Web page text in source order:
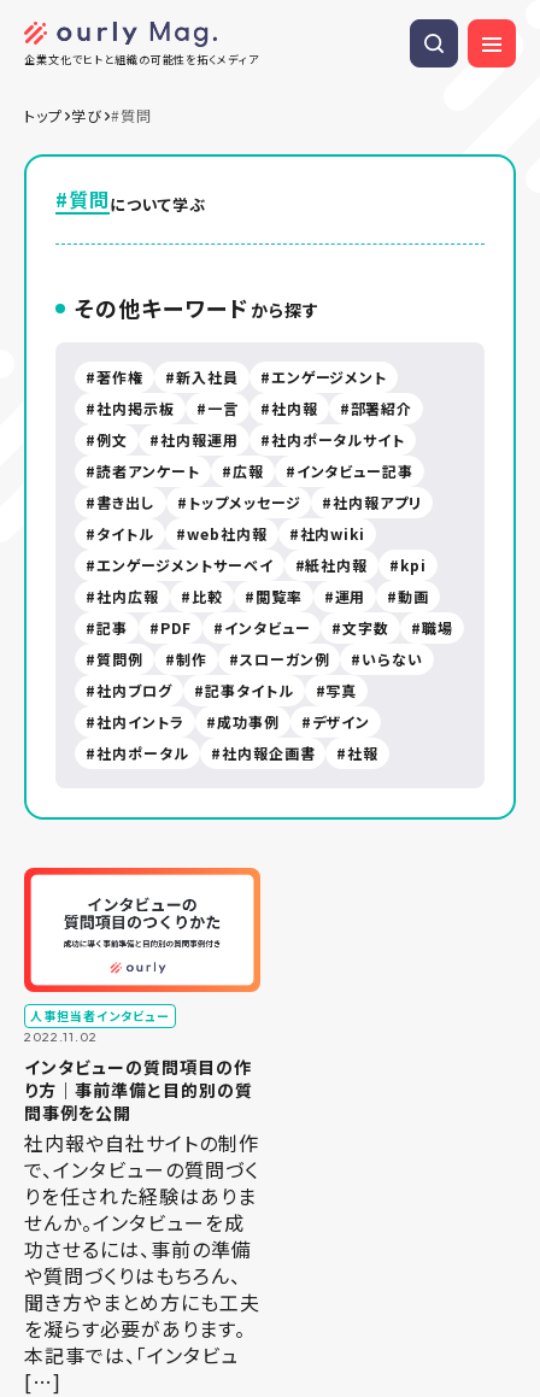
企業文化でヒトと組織の可能性を拓くメディア
トップ 学び #質問
#質問について学ぶ
その他キーワード から探す
著作権 新入社員
エンゲージメント
社内掲示板
一言 社内報
部署紹介
例文
社内報運用
社内ポータルサイト
読者アンケート
広報
インタビュー記事
書き出し
トップメッセージ
社内報アプリ
タイトル
web社内報
社内wiki
エンゲージメントサーベイ
紙社内報
kpi
社内広報
比較 閲覧率 運用
動画
記事
PDF インタビュー 文字数
職場
質問例
制作 スローガン例
いらない
社内ブログ
記事タイトル
写真
社内イントラ
成功事例
デザイン
社内ポータル
社内報企画書 社報
人事担当者インタビュー
2022.11.02
インタビューの質問項目の作
り方｜事前準備と目的別の質
問事例を公開
社内報や自社サイトの制作
で、インタビューの質問づく
りを任された経験はありま
せんか。インタビューを成
功させるには、事前の準備
や質問づくりはもちろん、
聞き方やまとめ方にも工夫
を凝らす必要があります。
本記事では、「インタビュ
[…]